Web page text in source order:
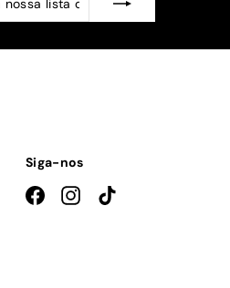
a
Siga-nos
FacebookInstagramTikTok